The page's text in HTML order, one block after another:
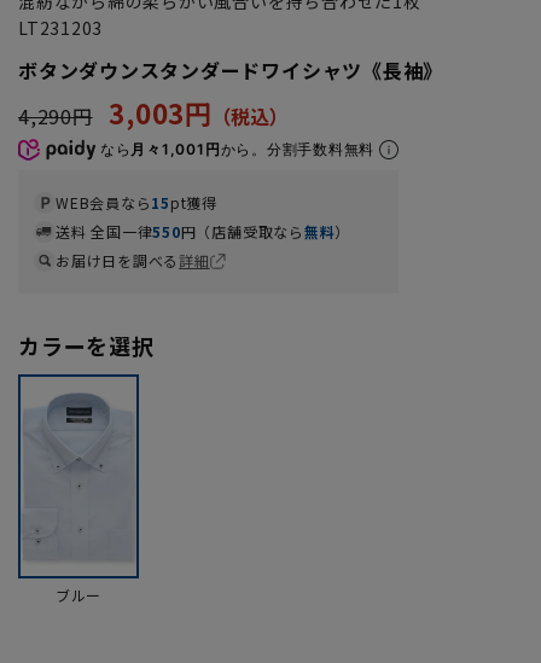
LT231203
ボタンダウンスタンダードワイシャツ《長袖》
4,290円 3,003円
なら 月々1,001円から。分割手数料無料
WEB会員なら15pt獲得
送料 全国一律550円（店舗受取なら無料）
お届け日を調べる詳細
カラーを選択
ブルー